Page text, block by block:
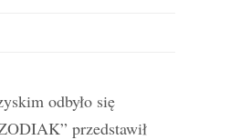
odbyło się
przedstawił